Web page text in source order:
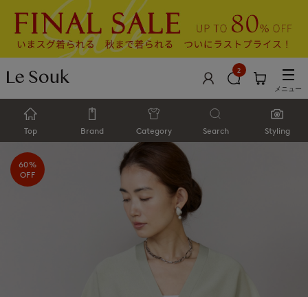
2
メニュー
Top Brand Category Search Styling
60%
OFF